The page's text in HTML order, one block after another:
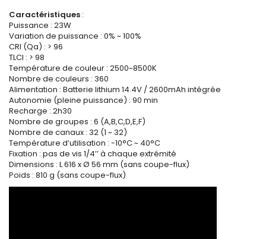
Caractéristiques :
Puissance : 23W
Variation de puissance : 0% ~ 100%
CRI (Qa) : > 96
TLCI : > 98
Température de couleur : 2500~8500K
Nombre de couleurs : 360
Alimentation : Batterie lithium 14.4V / 2600mAh intégrée
Autonomie (pleine puissance) : 90 min
Recharge : 2h30
Nombre de groupes : 6 (A,B,C,D,E,F)
Nombre de canaux : 32 (1 ~ 32)
Température d’utilisation : -10°C ~ 40°C
Fixation : pas de vis 1/4’’ à chaque extrémité
Dimensions : L 616 x Ø 56 mm (sans coupe-flux)
Poids : 810 g (sans coupe-flux)